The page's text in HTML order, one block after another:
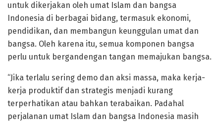
untuk dikerjakan oleh umat Islam dan bangsa
Indonesia di berbagai bidang, termasuk ekonomi,
pendidikan, dan membangun keunggulan umat dan
bangsa. Oleh karena itu, semua komponen bangsa
perlu untuk bergandengan tangan memajukan bangsa.
“Jika terlalu sering demo dan aksi massa, maka kerja-
kerja produktif dan strategis menjadi kurang
terperhatikan atau bahkan terabaikan. Padahal
perjalanan umat Islam dan bangsa Indonesia masih